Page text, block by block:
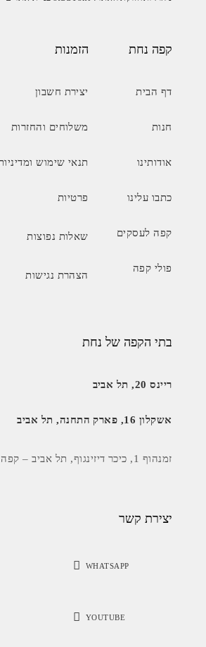
קפה נחת
דף הבית
חנות
אודותינו
כתבו עלינו
קפה לעסקים
פולי קפה
הזמנות
יצירת חשבון
משלוחים והחזרות
תנאי שימוש ומדיניות
פרטיות
שאלות נפוצות
הצהרת נגישות
בתי הקפה של נחת
ריינס 20, תל אביב
אשקלון 16, פארק התחנה, תל אביב
זמנהוף 1, כיכר דיזינגוף, תל אביב – קפה אסתר
יצירת קשר
WHATSAPP
YOUTUBE